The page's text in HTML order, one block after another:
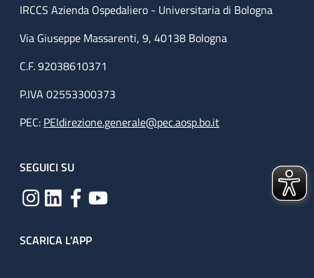
IRCCS Azienda Ospedaliero - Universitaria di Bologna
Via Giuseppe Massarenti, 9, 40138 Bologna
C.F. 92038610371
P.IVA 02553300373
PEC: PEIdirezione.generale@pec.aosp.bo.it
SEGUICI SU
SCARICA L'APP